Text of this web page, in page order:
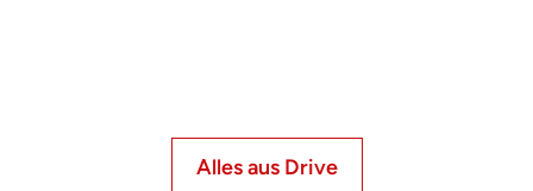
Alles aus Drive